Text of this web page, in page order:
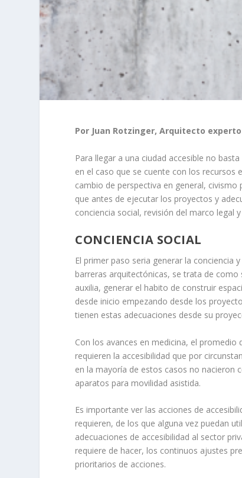
Por Juan Rotzinger, Arquitecto
Para llegar a una ciudad accesible no
en el caso que se cuente con los recursos
cambio de perspectiva en general,
que antes de ejecutar los proyectos y
conciencia social, revisión del marco legal
CONCIENCIA SOCIAL
El primer paso seria generar la conciencia
barreras arquitectónicas, se trata de
auxilia, generar el habito de construir
desde inicio empezando desde los
tienen estas adecuaciones desde su
Con los avances en medicina, el
requieren la accesibilidad que por
en la mayoría de estos casos no nacieron
aparatos para movilidad asistida.
Es importante ver las acciones de
requieren, de los que alguna vez puedan
adecuaciones de accesibilidad al sector
requiere de hacer, los continuos ajustes
prioritarios de acciones.